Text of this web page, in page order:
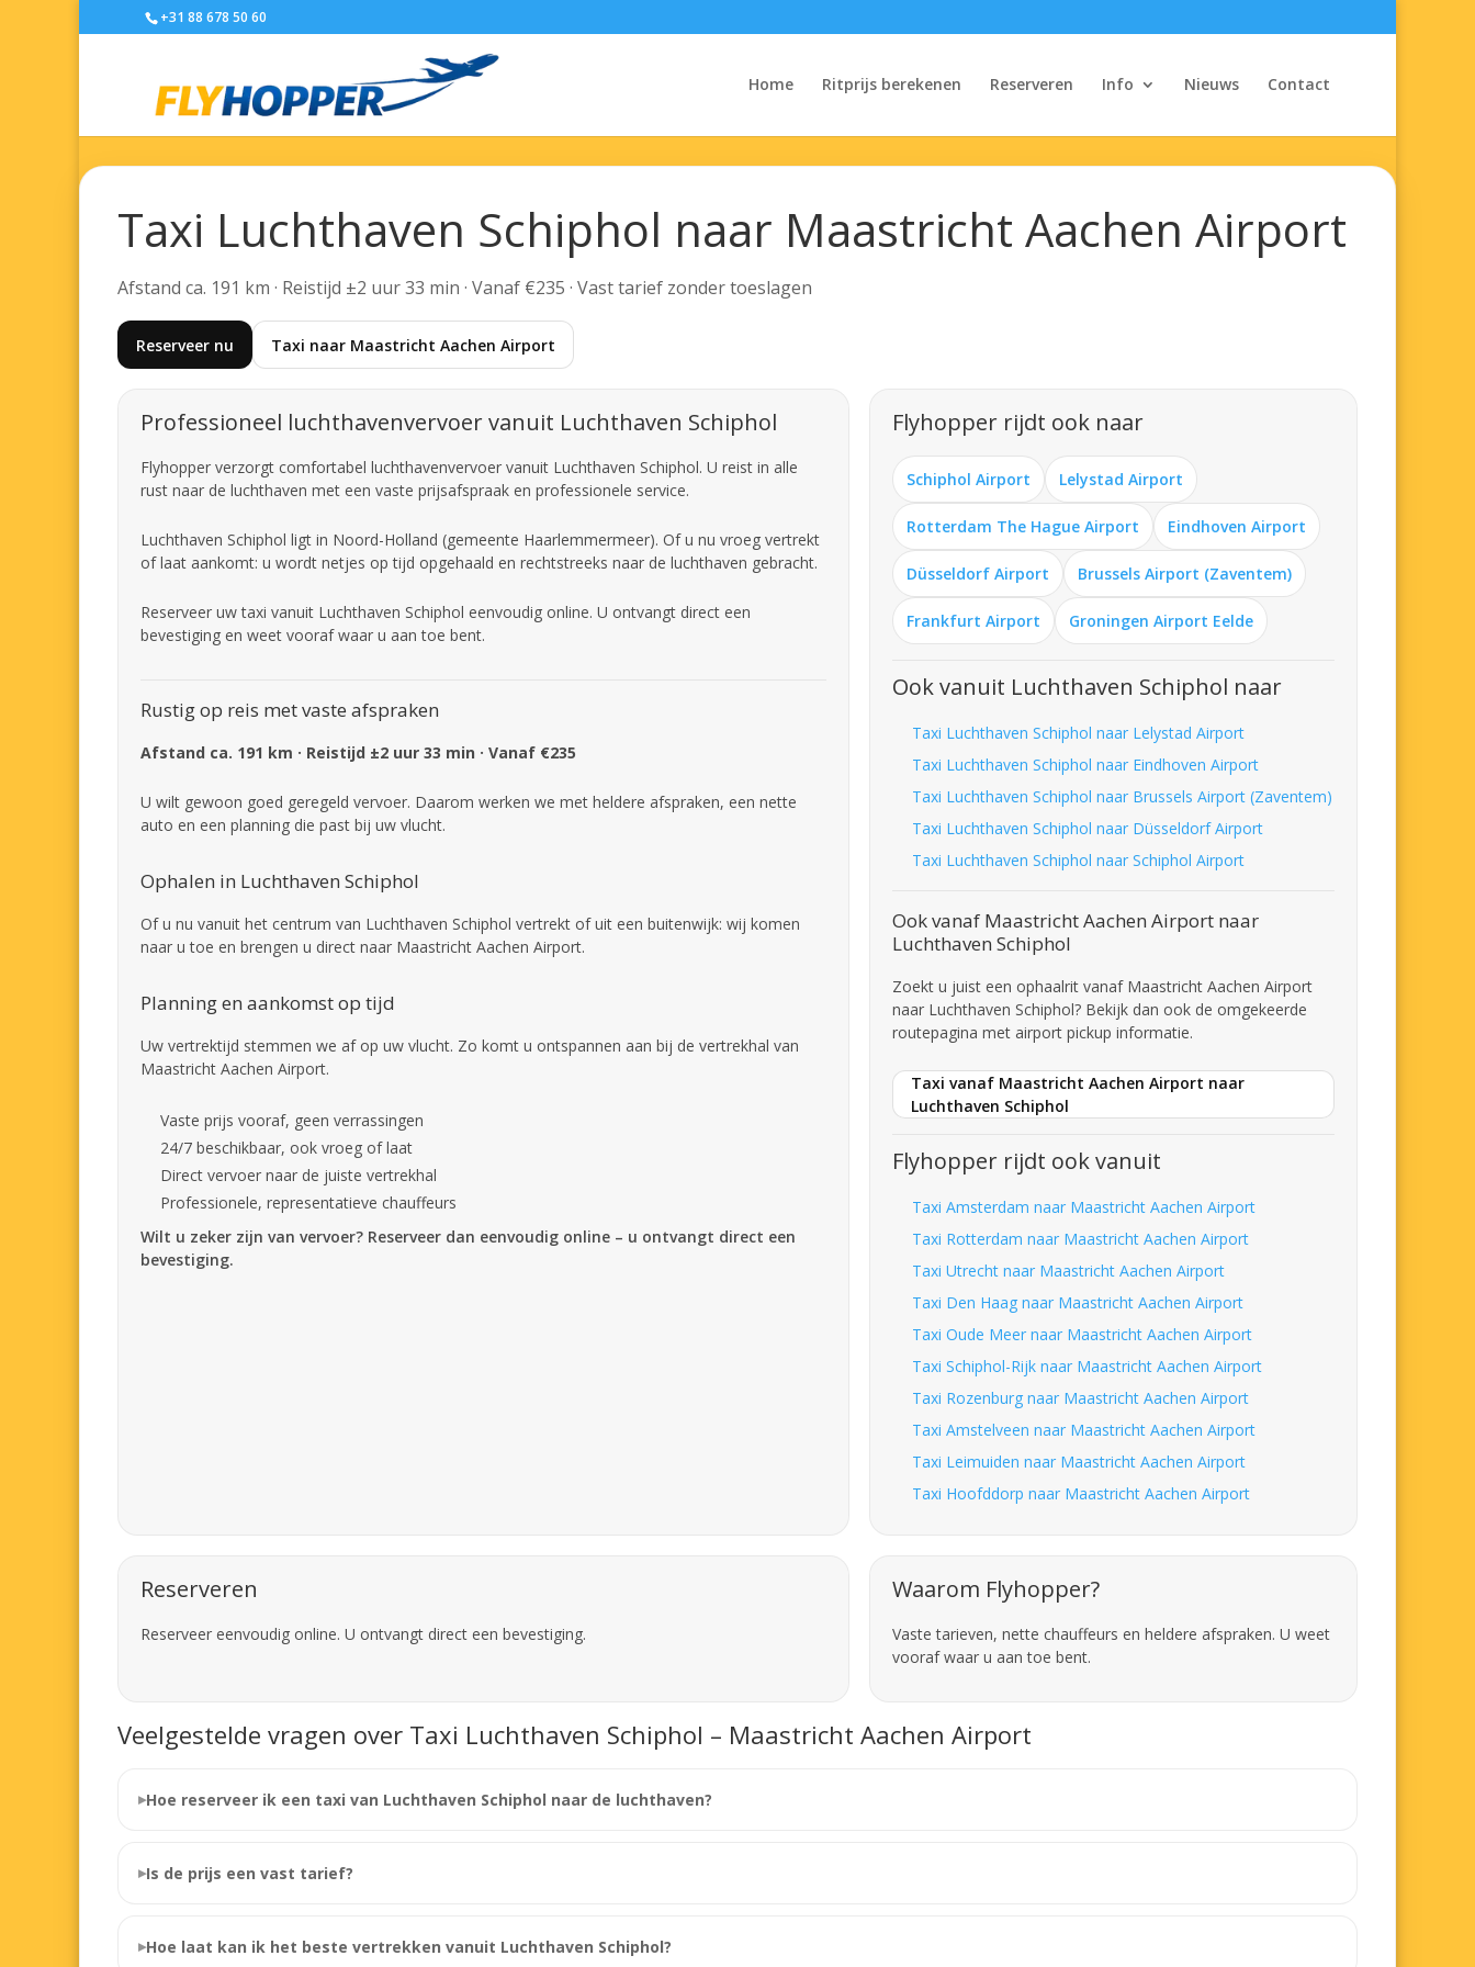
+31 88 678 50 60
Home Ritprijs berekenen Reserveren Info Nieuws Contact
Taxi Luchthaven Schiphol naar Maastricht Aachen Airport
Afstand ca. 191 km · Reistijd ±2 uur 33 min · Vanaf €235 · Vast tarief zonder toeslagen
Reserveer nu Taxi naar Maastricht Aachen Airport
Professioneel luchthavenvervoer vanuit Luchthaven Schiphol
Flyhopper verzorgt comfortabel luchthavenvervoer vanuit Luchthaven Schiphol. U reist in alle
rust naar de luchthaven met een vaste prijsafspraak en professionele service.
Luchthaven Schiphol ligt in Noord-Holland (gemeente Haarlemmermeer). Of u nu vroeg vertrekt
of laat aankomt: u wordt netjes op tijd opgehaald en rechtstreeks naar de luchthaven gebracht.
Reserveer uw taxi vanuit Luchthaven Schiphol eenvoudig online. U ontvangt direct een
bevestiging en weet vooraf waar u aan toe bent.
Rustig op reis met vaste afspraken
Afstand ca. 191 km · Reistijd ±2 uur 33 min · Vanaf €235
U wilt gewoon goed geregeld vervoer. Daarom werken we met heldere afspraken, een nette
auto en een planning die past bij uw vlucht.
Ophalen in Luchthaven Schiphol
Of u nu vanuit het centrum van Luchthaven Schiphol vertrekt of uit een buitenwijk: wij komen
naar u toe en brengen u direct naar Maastricht Aachen Airport.
Planning en aankomst op tijd
Uw vertrektijd stemmen we af op uw vlucht. Zo komt u ontspannen aan bij de vertrekhal van
Maastricht Aachen Airport.
Vaste prijs vooraf, geen verrassingen
24/7 beschikbaar, ook vroeg of laat
Direct vervoer naar de juiste vertrekhal
Professionele, representatieve chauffeurs
Wilt u zeker zijn van vervoer? Reserveer dan eenvoudig online – u ontvangt direct een
bevestiging.
Flyhopper rijdt ook naar
Schiphol Airport Lelystad Airport
Rotterdam The Hague Airport Eindhoven Airport
Düsseldorf Airport Brussels Airport (Zaventem)
Frankfurt Airport Groningen Airport Eelde
Ook vanuit Luchthaven Schiphol naar
Taxi Luchthaven Schiphol naar Lelystad Airport
Taxi Luchthaven Schiphol naar Eindhoven Airport
Taxi Luchthaven Schiphol naar Brussels Airport (Zaventem)
Taxi Luchthaven Schiphol naar Düsseldorf Airport
Taxi Luchthaven Schiphol naar Schiphol Airport
Ook vanaf Maastricht Aachen Airport naar
Luchthaven Schiphol
Zoekt u juist een ophaalrit vanaf Maastricht Aachen Airport
naar Luchthaven Schiphol? Bekijk dan ook de omgekeerde
routepagina met airport pickup informatie.
Taxi vanaf Maastricht Aachen Airport naar
Luchthaven Schiphol
Flyhopper rijdt ook vanuit
Taxi Amsterdam naar Maastricht Aachen Airport
Taxi Rotterdam naar Maastricht Aachen Airport
Taxi Utrecht naar Maastricht Aachen Airport
Taxi Den Haag naar Maastricht Aachen Airport
Taxi Oude Meer naar Maastricht Aachen Airport
Taxi Schiphol-Rijk naar Maastricht Aachen Airport
Taxi Rozenburg naar Maastricht Aachen Airport
Taxi Amstelveen naar Maastricht Aachen Airport
Taxi Leimuiden naar Maastricht Aachen Airport
Taxi Hoofddorp naar Maastricht Aachen Airport
Reserveren
Reserveer eenvoudig online. U ontvangt direct een bevestiging.
Waarom Flyhopper?
Vaste tarieven, nette chauffeurs en heldere afspraken. U weet
vooraf waar u aan toe bent.
Veelgestelde vragen over Taxi Luchthaven Schiphol – Maastricht Aachen Airport
Hoe reserveer ik een taxi van Luchthaven Schiphol naar de luchthaven?
Is de prijs een vast tarief?
Hoe laat kan ik het beste vertrekken vanuit Luchthaven Schiphol?